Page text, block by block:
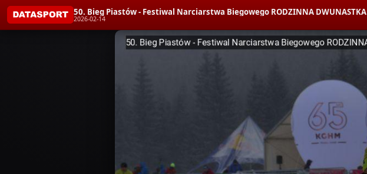
50. Bieg Piastów - Festiwal Narciarstwa Biegowego RODZINNA DWUNASTKA
2026-02-14